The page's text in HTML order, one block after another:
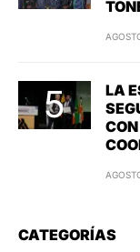
LA
CATEGORÍAS